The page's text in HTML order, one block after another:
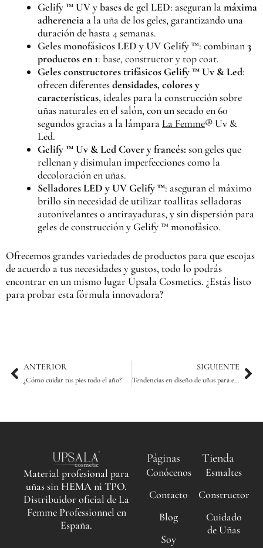
Gelify ™ UV y bases de gel LED: aseguran lamáxima
adherencia a la uña de los geles, garantizando una
duración de hasta 4 semanas.
Geles monofásicos LED y UV Gelify™: combinan3
productos en 1: base, constructor y top coat.
Geles constructores trifásicos Gelify ™ Uv & Led:
ofrecen diferentesdensidades, colores y
características, ideales para la construcción sobre
uñas naturales en el salón, con un secado en 60
segundos gracias a la lámparaLa Femme® Uv &
Led.
Gelify ™ Uv & Led Cover y francés: son geles que
rellenan y disimulan imperfecciones como la
decoloración en uñas.
Selladores LED y UV Gelify ™: aseguran el máximo
brillo sin necesidad de utilizar toallitas selladoras
autonivelantes o antirayaduras, y sin dispersión para
geles de construcción y Gelify ™ monofásico.
Ofrecemos grandes variedades de productos para que escojas
de acuerdo a tus necesidades y gustos, todo lo podrás
encontrar en un mismo lugar Upsala Cosmetics. ¿Estás listo
para probar esta fórmula innovadora?
AntANTERIOR
¿Cómo cuidar tus pies todo el año?
SIGUIENTE
Tendencias en diseño de uñas para el 2021
Material profesional para
uñas sin HEMA ni TPO.
Distribuidor oficial de La
Femme Professionnel en
España.
Páginas
Conócenos
Contacto
Blog
Soy
Tienda
Esmaltes
Constructor
Cuidado
de Uñas